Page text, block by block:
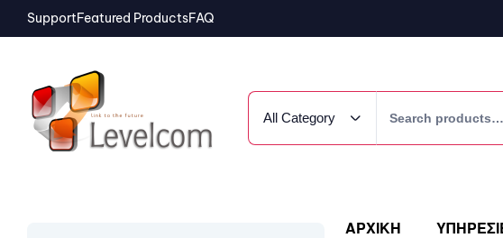
SupportFeatured ProductsFAQ
All Category
ΑΡΧΙΚΗ